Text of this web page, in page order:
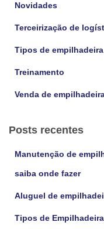
Novidades
Terceirização de
Tipos de empilhadeira
Treinamento
Venda de
Posts recentes
Manutenção de
saiba onde fazer
Aluguel de
Tipos de